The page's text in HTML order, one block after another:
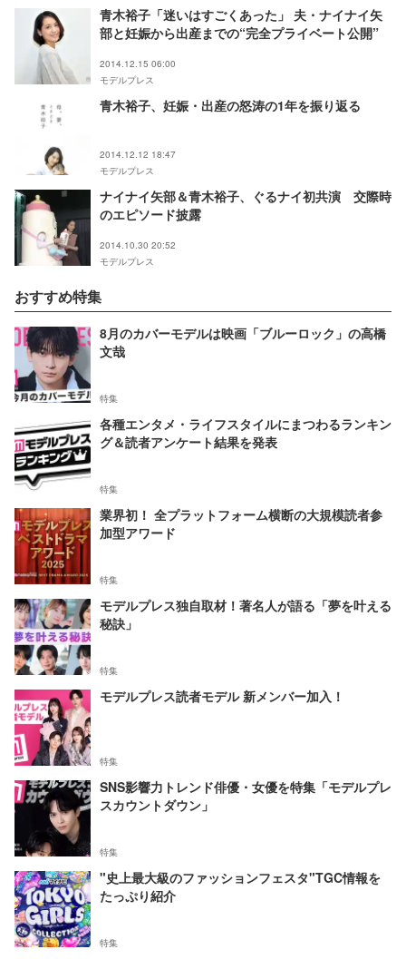
青木裕子「迷いはすごくあった」 夫・ナイナイ矢
部と妊娠から出産までの“完全プライベート公開”
2014.12.15 06:00
モデルプレス
青木裕子、妊娠・出産の怒涛の1年を振り返る
2014.12.12 18:47
モデルプレス
ナイナイ矢部＆青木裕子、ぐるナイ初共演 交際時
のエピソード披露
2014.10.30 20:52
モデルプレス
おすすめ特集
8月のカバーモデルは映画「ブルーロック」の高橋
文哉
特集
各種エンタメ・ライフスタイルにまつわるランキン
グ＆読者アンケート結果を発表
特集
業界初！ 全プラットフォーム横断の大規模読者参
加型アワード
特集
モデルプレス独自取材！著名人が語る「夢を叶える
秘訣」
特集
モデルプレス読者モデル 新メンバー加入！
特集
SNS影響力トレンド俳優・女優を特集「モデルプレ
スカウントダウン」
特集
"史上最大級のファッションフェスタ"TGC情報を
たっぷり紹介
特集